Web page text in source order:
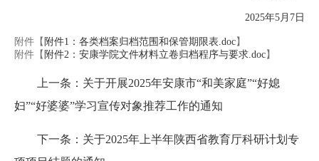
2025年5月7日
附件【 附件1：各类档案归档范围和保管期限表.doc 】
附件【 附件2：安康学院文件材料立卷归档程序与要求.doc 】
上一条：关于开展2025年安康市“和美家庭”“好媳
妇”“好婆婆”学习宣传对象推荐工作的通知
下一条：关于2025年上半年陕西省教育厅科研计划专